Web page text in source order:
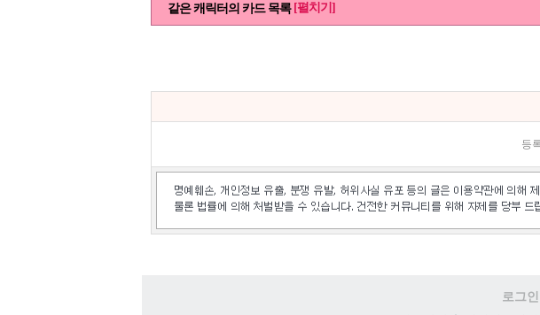
같은 캐릭터의 카드 목록 [펼치기]
등
로그인